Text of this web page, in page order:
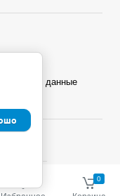
данные
0